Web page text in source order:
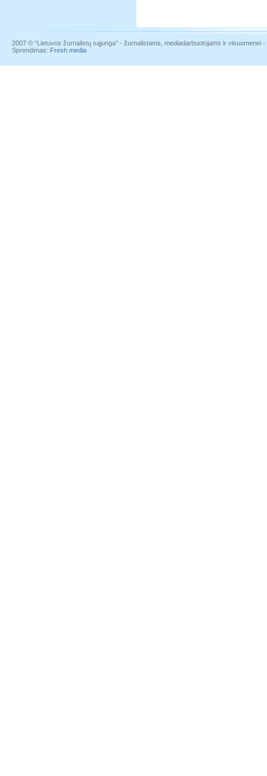
2007 © “Lietuvos žurnalistų sąjunga” - žurnalistams, mediadarbuotojams ir visuomenei
Sprendimas: Fresh media